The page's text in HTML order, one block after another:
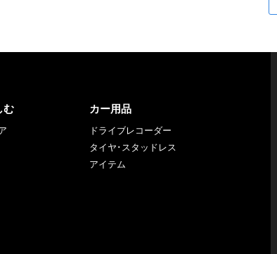
む カー用品
ドライブレコーダー
タイヤ･スタッドレス
アイテム